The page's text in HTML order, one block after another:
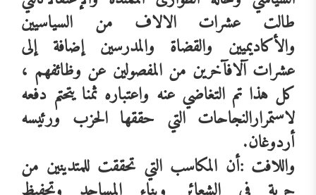
طالت عشرات الالاف من السياسيين
والأكاديميين والقضاة والمدرسين إضافة إلى
عشرات آلافآخرين من المفصولين عن وظائفهم ،
كل هذا تم التغاضي عنه واعتباره ثمنا يتحتم دفعه
لاستمرارالنجاحات التي حققها الحزب ورئيسه
أردوغان.
واللافت :أن المكاسب التي تحققت للمتدينين من